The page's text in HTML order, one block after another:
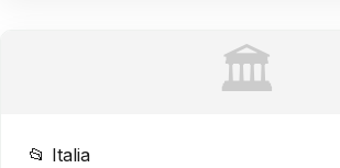
🏛️
📂 Italia